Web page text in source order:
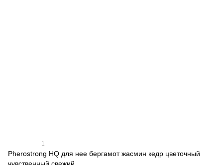
1
Pherostrong HQ для нее бергамот жасмин кедр цветочный